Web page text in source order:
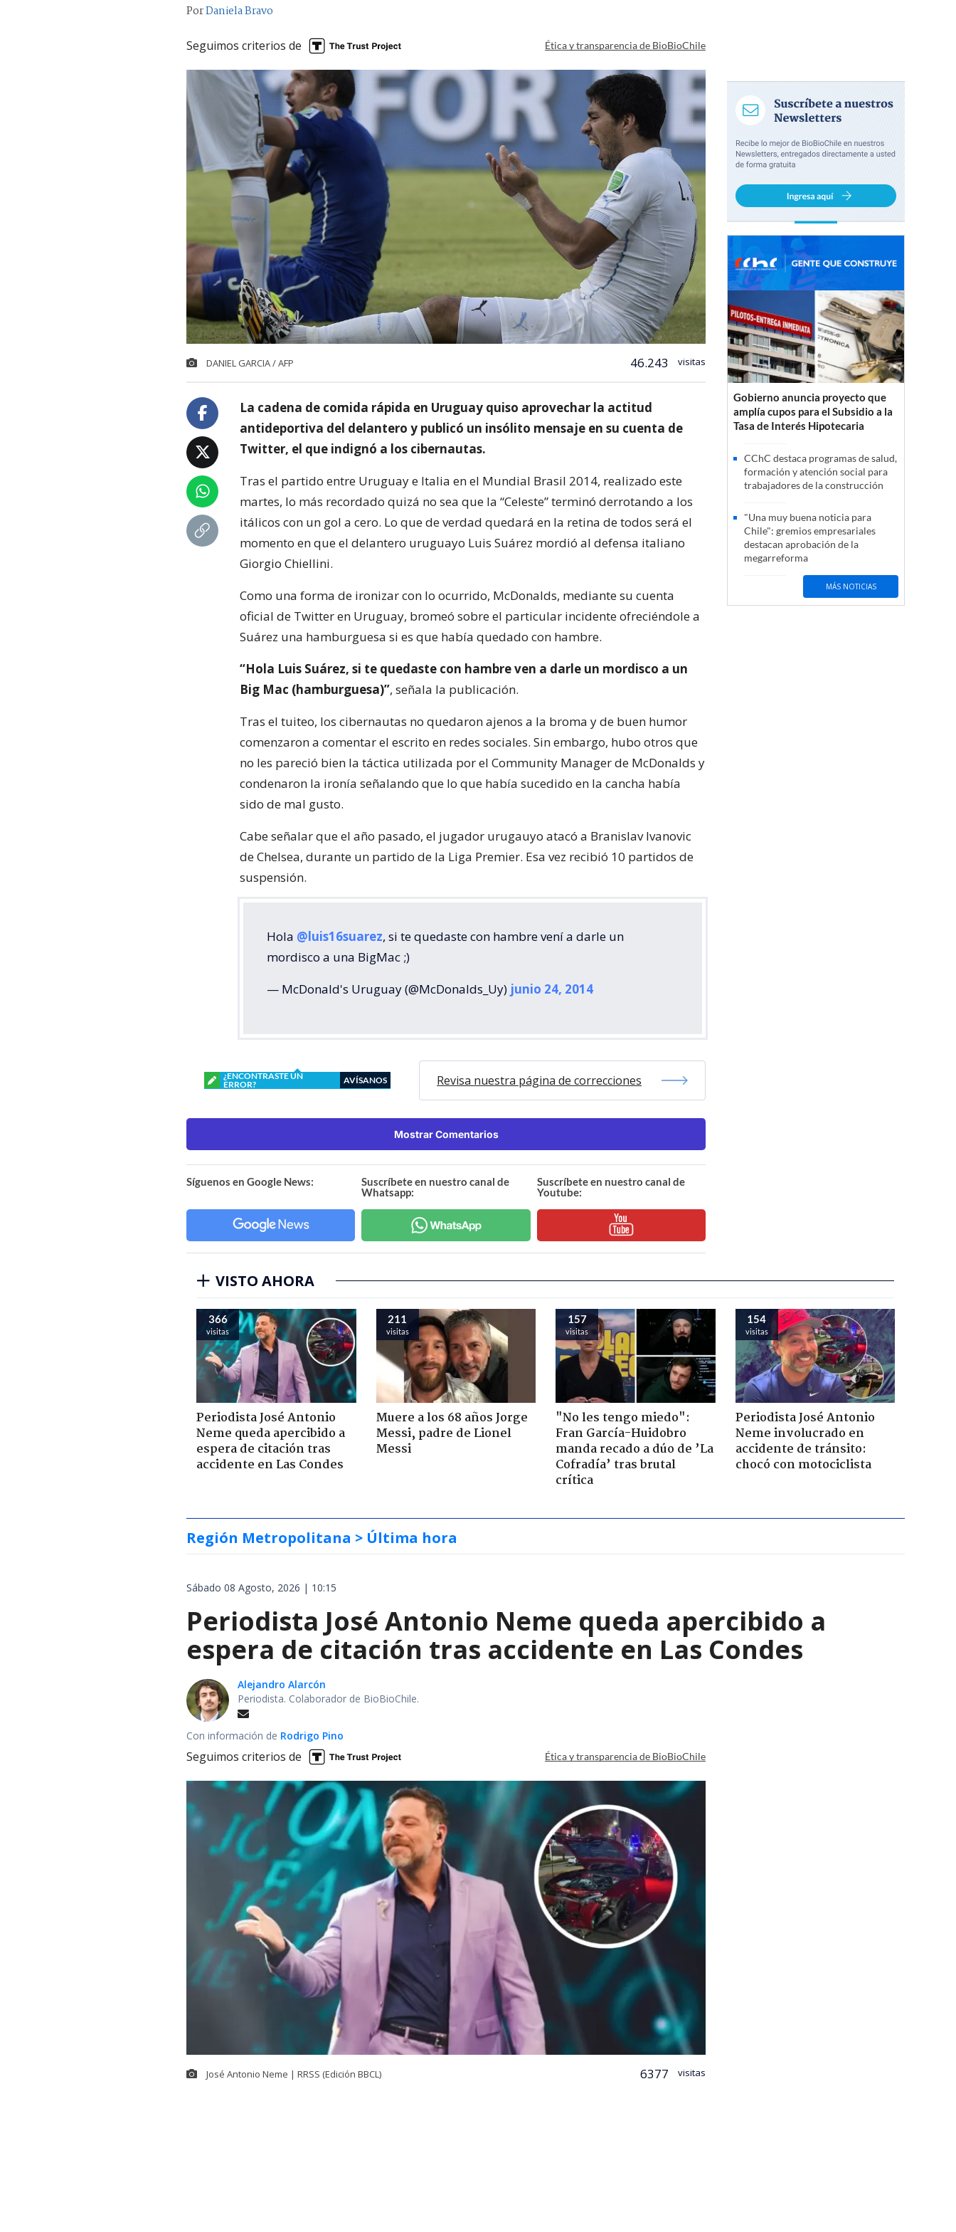
PorDaniela Bravo
Seguimos criterios de Ética y transparencia de BioBioChile
DANIEL GARCIA / AFP 46.243 visitas
La cadena de comida rápida en Uruguay quiso aprovechar la actitud
antideportiva del delantero y publicó un insólito mensaje en su cuenta de
Twitter, el que indignó a los cibernautas.
Tras el partido entre Uruguay e Italia en el Mundial Brasil 2014, realizado este
martes, lo más recordado quizá no sea que la “Celeste” terminó derrotando a los
itálicos con un gol a cero. Lo que de verdad quedará en la retina de todos será el
momento en que el delantero uruguayo Luis Suárez mordió al defensa italiano
Giorgio Chiellini.
Como una forma de ironizar con lo ocurrido, McDonalds, mediante su cuenta
oficial de Twitter en Uruguay, bromeó sobre el particular incidente ofreciéndole a
Suárez una hamburguesa si es que había quedado con hambre.
“Hola Luis Suárez, si te quedaste con hambre ven a darle un mordisco a un
Big Mac (hamburguesa)”, señala la publicación.
Tras el tuiteo, los cibernautas no quedaron ajenos a la broma y de buen humor
comenzaron a comentar el escrito en redes sociales. Sin embargo, hubo otros que
no les pareció bien la táctica utilizada por el Community Manager de McDonalds y
condenaron la ironía señalando que lo que había sucedido en la cancha había
sido de mal gusto.
Cabe señalar que el año pasado, el jugador urugauyo atacó a Branislav Ivanovic
de Chelsea, durante un partido de la Liga Premier. Esa vez recibió 10 partidos de
suspensión.
Hola @luis16suarez, si te quedaste con hambre vení a darle un
mordisco a una BigMac ;)
— McDonald's Uruguay (@McDonalds_Uy) junio 24, 2014
¿ENCONTRASTE UN
ERROR?
AVÍSANOS Revisa nuestra página de correcciones
Mostrar Comentarios
Síguenos en Google News:
Suscríbete en nuestro canal de
Whatsapp:
Suscríbete en nuestro canal de
Youtube:
Gobierno anuncia proyecto que
amplía cupos para el Subsidio a la
Tasa de Interés Hipotecaria
CChC destaca programas de salud,
formación y atención social para
trabajadores de la construcción
"Una muy buena noticia para
Chile": gremios empresariales
destacan aprobación de la
megarreforma
MÁS NOTICIAS
VISTO AHORA
366
visitas
Periodista José Antonio
Neme queda apercibido a
espera de citación tras
accidente en Las Condes
211
visitas
Muere a los 68 años Jorge
Messi, padre de Lionel
Messi
157
visitas
"No les tengo miedo":
Fran García-Huidobro
manda recado a dúo de ’La
Cofradía’ tras brutal
crítica
154
visitas
Periodista José Antonio
Neme involucrado en
accidente de tránsito:
chocó con motociclista
Región Metropolitana > Última hora
Sábado 08 Agosto, 2026 | 10:15
Periodista José Antonio Neme queda apercibido a
espera de citación tras accidente en Las Condes
Alejandro Alarcón
Periodista. Colaborador de BioBioChile.
Con información de Rodrigo Pino
Seguimos criterios de Ética y transparencia de BioBioChile
José Antonio Neme | RRSS (Edición BBCL) 6377 visitas